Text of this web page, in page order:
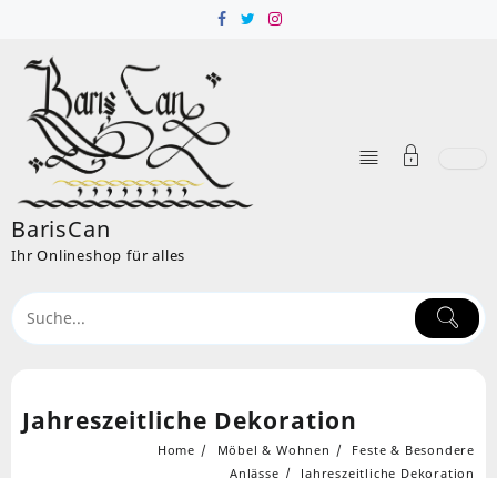
content
BarisCan
Ihr Onlineshop für alles
Jahreszeitliche Dekoration
Home Möbel & Wohnen
Feste & Besondere
Anlässe
Jahreszeitliche Dekoration